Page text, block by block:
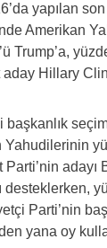
yapılan
Amerikan
Trump’a,
Hillary
başkanlık
Yahudilerinin
Parti’nin adayı
desteklerken,
Parti’nin
yana oy